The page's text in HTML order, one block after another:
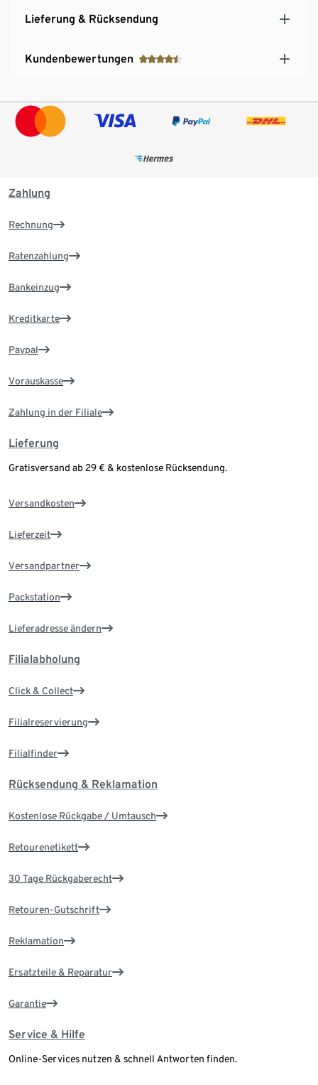
Lieferung & Rücksendung
Kundenbewertungen
Zahlung
Rechnung
Ratenzahlung
Bankeinzug
Kreditkarte
Paypal
Vorauskasse
Zahlung in der Filiale
Lieferung
Gratisversand ab 29 € & kostenlose Rücksendung.
Versandkosten
Lieferzeit
Versandpartner
Packstation
Lieferadresse ändern
Filialabholung
Click & Collect
Filialreservierung
Filialfinder
Rücksendung & Reklamation
Kostenlose Rückgabe / Umtausch
Retourenetikett
30 Tage Rückgaberecht
Retouren-Gutschrift
Reklamation
Ersatzteile & Reparatur
Garantie
Service & Hilfe
Online-Services nutzen & schnell Antworten finden.